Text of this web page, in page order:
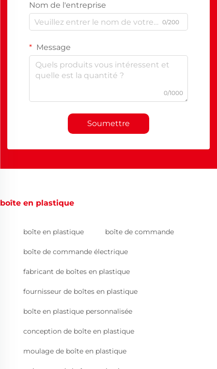
Nom de l'entreprise
0/200
Message
0/1000
Soumettre
boîte en plastique
boîte en plastique boîte de commande
boîte de commande électrique
fabricant de boîtes en plastique
fournisseur de boîtes en plastique
boîte en plastique personnalisée
conception de boîte en plastique
moulage de boîte en plastique